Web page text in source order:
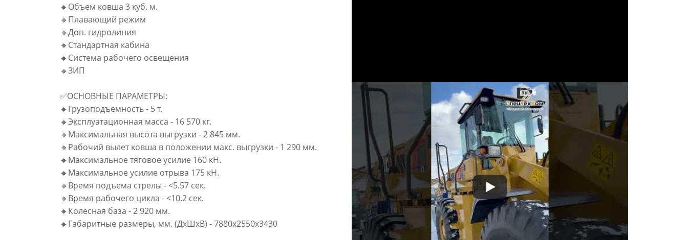
🔸Объем ковша 3 куб. м.
🔸Плавающий режим
🔸Доп. гидролиния
🔸Стандартная кабина
🔸Система рабочего освещения
🔸ЗИП
✅ОСНОВНЫЕ ПАРАМЕТРЫ:
🔸Грузоподъемность - 5 т.
🔸Эксплуатационная масса - 16 570 кг.
🔸Максимальная высота выгрузки - 2 845 мм.
🔸Рабочий вылет ковша в положении макс. выгрузки - 1 290 мм.
🔸Максимальное тяговое усилие 160 кН.
🔸Максимальное усилие отрыва 175 кН.
🔸Время подъема стрелы - <5.57 сек.
🔸Время рабочего цикла - <10.2 сек.
🔸Колесная база - 2 920 мм.
🔸Габаритные размеры, мм. (ДхШхВ) - 7880х2550х3430